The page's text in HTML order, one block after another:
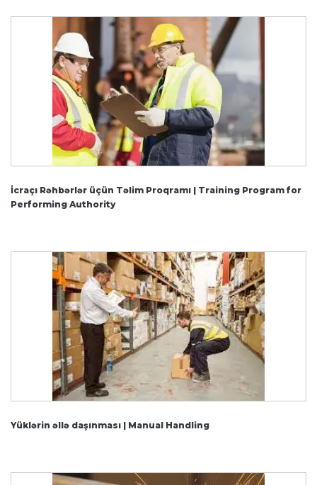
İcraçı Rəhbərlər üçün Təlim Proqramı | Training Program for
Performing Authority
Yüklərin əllə daşınması | Manual Handling